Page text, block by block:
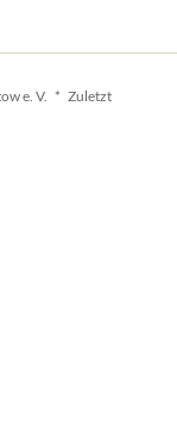
e. V. * Zuletzt